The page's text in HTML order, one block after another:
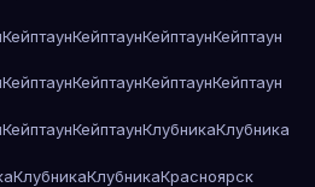
КейптаунКейптаунКейптаунКейптаун
КейптаунКейптаунКейптаунКейптаун
КейптаунКейптаунКлубникаКлубника
КлубникаКлубникаКрасноярск